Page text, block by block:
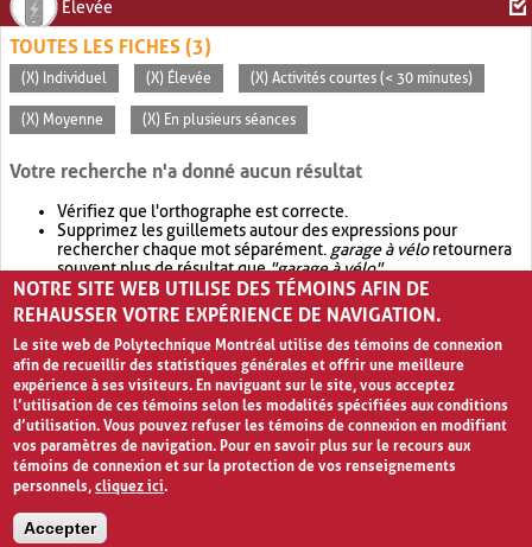
Élevée
TOUTES LES FICHES (3)
(X) Individuel (X) Élevée (X) Activités courtes (< 30 minutes)
(X) Moyenne (X) En plusieurs séances
Votre recherche n'a donné aucun résultat
Vérifiez que l'orthographe est correcte.
Supprimez les guillemets autour des expressions pour
rechercher chaque mot séparément. garage à véloretournera
souvent plus de résultat que"garage à vélo".
Envisagez d'élargir votre recherche avec OR.garage OR vélo
retournera souvent plus de résultat quegarage à vélo
NOTRE SITE WEB UTILISE DES TÉMOINS AFIN DE
REHAUSSER VOTRE EXPÉRIENCE DE NAVIGATION.
Le site web de Polytechnique Montréal utilise des témoins de connexion
afin de recueillir des statistiques générales et offrir une meilleure
expérience à ses visiteurs. En naviguant sur le site, vous acceptez
l’utilisation de ces témoins selon les modalités spécifiées aux conditions
d’utilisation. Vous pouvez refuser les témoins de connexion en modifiant
vos paramètres de navigation. Pour en savoir plus sur le recours aux
témoins de connexion et sur la protection de vos renseignements
personnels,cliquez ici.
Accepter